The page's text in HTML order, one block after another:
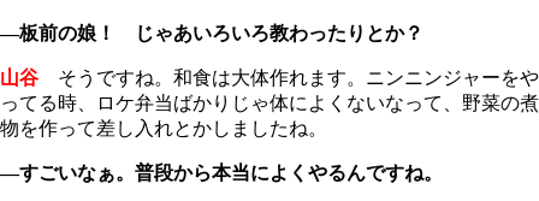
―板前の娘！ じゃあいろいろ教わったりとか？
山谷 そうですね。和食は大体作れます。ニンニンジャーをや
ってる時、ロケ弁当ばかりじゃ体によくないなって、野菜の煮
物を作って差し入れとかしましたね。
―すごいなぁ。普段から本当によくやるんですね。